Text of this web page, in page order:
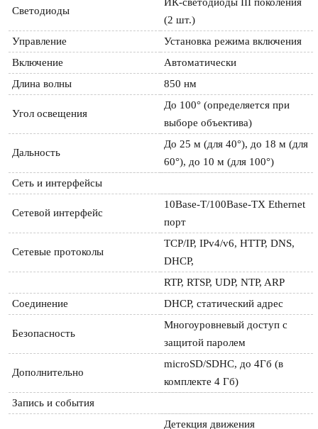
Светодиоды
(2 шт.)
Управление
Установка режима включения
Включение
Автоматически
Длина волны
850 нм
Угол освещения
До 100° (определяется при
выборе объектива)
Дальность
До 25 м (для 40°), до 18 м (для
60°), до 10 м (для 100°)
Сеть и интерфейсы
Сетевой интерфейс
10Base-T/100Base-TX Ethernet
порт
Сетевые протоколы
TCP/IP, IPv4/v6, HTTP, DNS,
DHCP,
RTP, RTSP, UDP, NTP, ARP
Соединение
DHCP, статический адрес
Безопасность
Многоуровневый доступ с
защитой паролем
Дополнительно
microSD/SDHC, до 4Гб (в
комплекте 4 Гб)
Запись и события
Детекция движения